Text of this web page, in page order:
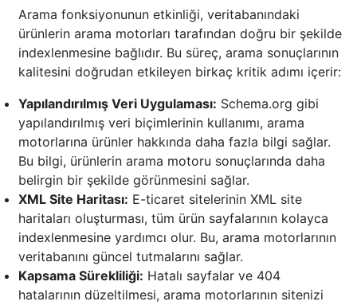
Arama fonksiyonunun etkinliği, veritabanındaki
ürünlerin arama motorları tarafından doğru bir şekilde
indexlenmesine bağlıdır. Bu süreç, arama sonuçlarının
kalitesini doğrudan etkileyen birkaç kritik adımı içerir:
Yapılandırılmış Veri Uygulaması: Schema.org gibi
yapılandırılmış veri biçimlerinin kullanımı, arama
motorlarına ürünler hakkında daha fazla bilgi sağlar.
Bu bilgi, ürünlerin arama motoru sonuçlarında daha
belirgin bir şekilde görünmesini sağlar.
XML Site Haritası: E-ticaret sitelerinin XML site
haritaları oluşturması, tüm ürün sayfalarının kolayca
indexlenmesine yardımcı olur. Bu, arama motorlarının
veritabanını güncel tutmalarını sağlar.
Kapsama Sürekliliği: Hatalı sayfalar ve 404
hatalarının düzeltilmesi, arama motorlarının sitenizi